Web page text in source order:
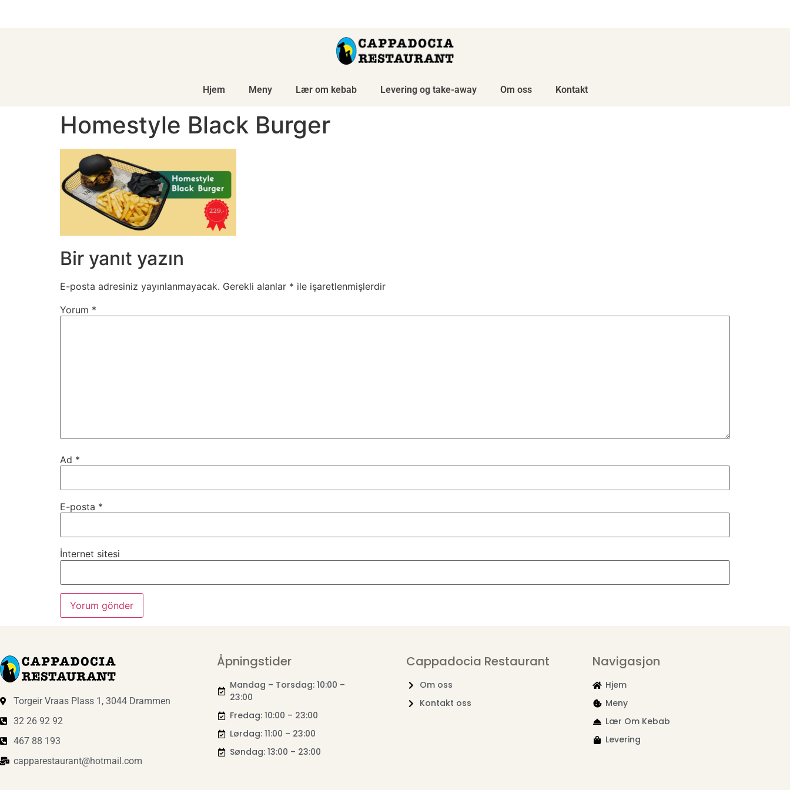
Hjem Meny Lær om kebab Levering og take-away Om oss Kontakt
Homestyle Black Burger
Bir yanıt yazın
E-posta adresiniz yayınlanmayacak. Gerekli alanlar * ile işaretlenmişlerdir
Yorum *
Ad *
E-posta *
İnternet sitesi
Torgeir Vraas Plass 1, 3044 Drammen
32 26 92 92
467 88 193
capparestaurant@hotmail.com
Åpningstider
Mandag – Torsdag: 10:00 –
23:00
Fredag: 10:00 – 23:00
Lørdag: 11:00 – 23:00
Søndag: 13:00 – 23:00
Cappadocia Restaurant
Om oss
Kontakt oss
Navigasjon
Hjem
Meny
Lær Om Kebab
Levering